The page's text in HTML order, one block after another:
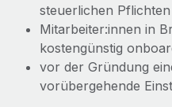
Mehr erfahren
Wie Phiture 55
mit Remote verwaltet
steuerlichen
Mitarbeiter:innen in
kostengünstig
vor der Gründung
vorübergehende